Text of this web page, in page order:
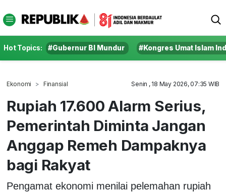
Hot Topics: #Gubernur BI Mundur #Kongres Umat Islam
Ekonomi Finansial Senin , 18 May 2026, 07:35 WIB
Rupiah 17.600 Alarm Serius,
Pemerintah Diminta Jangan
Anggap Remeh Dampaknya
bagi Rakyat
Pengamat ekonomi menilai pelemahan rupiah